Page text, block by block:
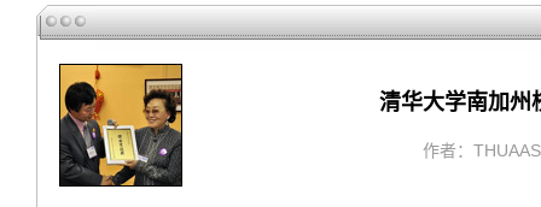
清华大学南加州
作者：